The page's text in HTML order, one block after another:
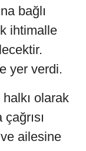
bağlı
ihtimalle
yer verdi.
halkı olarak
ailesine